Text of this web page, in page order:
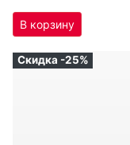
Скидка -25%